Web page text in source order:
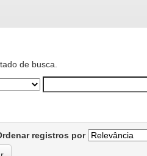
de busca.
registros por